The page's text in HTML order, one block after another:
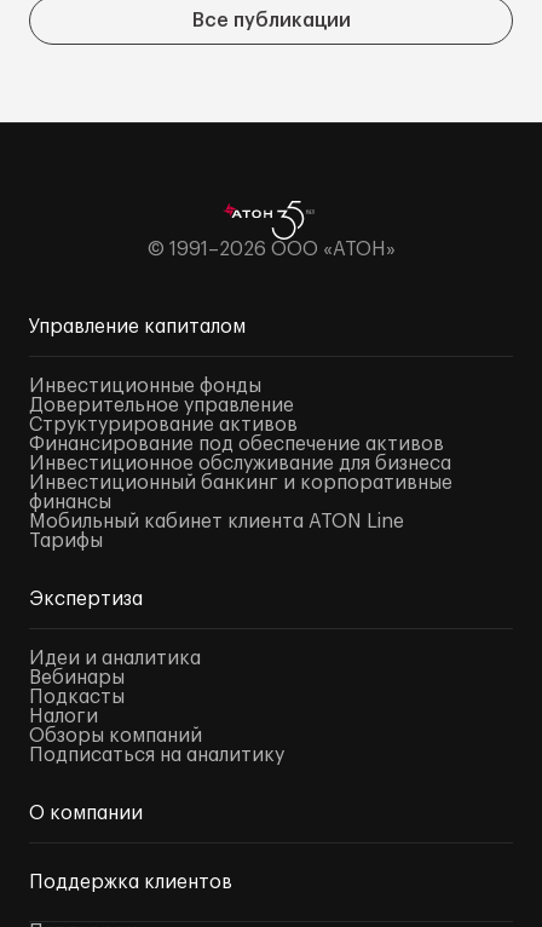
Все публикации
© 1991–2026 ООО «АТОН»
Управление капиталом
Инвестиционные фонды
Доверительное управление
Структурирование активов
Финансирование под обеспечение активов
Инвестиционное обслуживание для бизнеса
Инвестиционный банкинг и корпоративные
финансы
Мобильный кабинет клиента ATON Line
Тарифы
Экспертиза
Идеи и аналитика
Вебинары
Подкасты
Налоги
Обзоры компаний
Подписаться на аналитику
О компании
Поддержка клиентов